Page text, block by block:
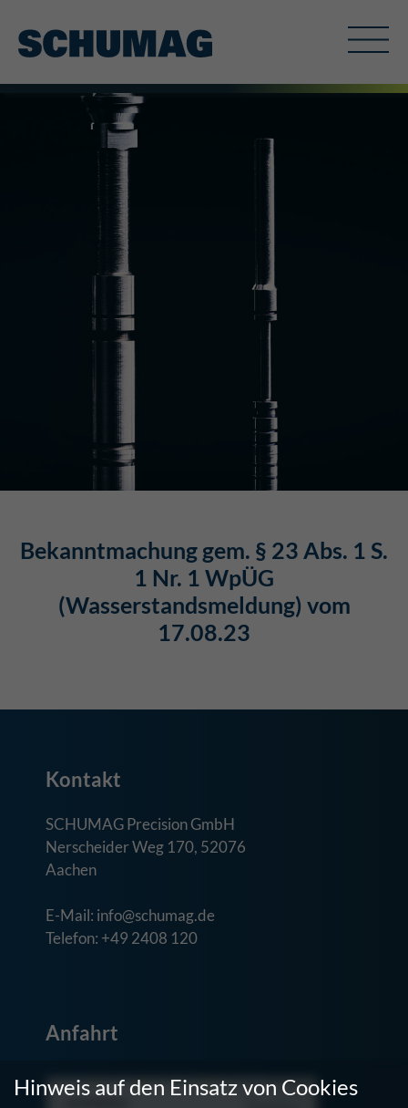
Bekanntmachung gem. § 23 Abs. 1 S.
1 Nr. 1 WpÜG
(Wasserstandsmeldung) vom
17.08.23
Kontakt
SCHUMAG Precision GmbH
Nerscheider Weg 170, 52076
Aachen
E-Mail: info@schumag.de
Telefon: +49 2408 120
Anfahrt
Hinweis auf den Einsatz von Cookies